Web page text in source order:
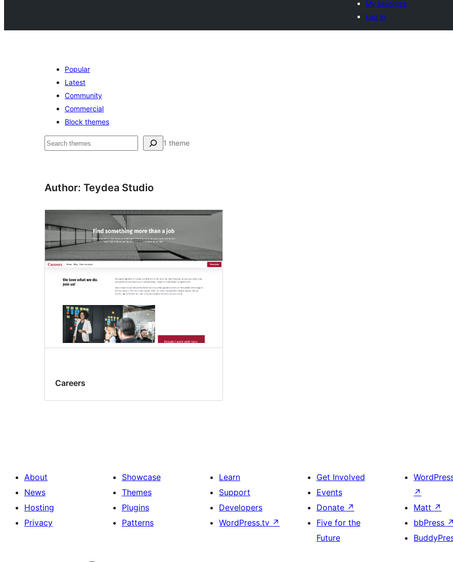
My favorites
Log in
Popular
Latest
Community
Commercial
Block themes
ค้นหา 1 theme
Author: Teydea Studio
Careers
About
News
Hosting
Privacy
Showcase
Themes
Plugins
Patterns
Learn
Support
Developers
WordPress.tv ↗
Get Involved
Events
Donate ↗
Five for the
Future
↗
Matt ↗
bbPress ↗